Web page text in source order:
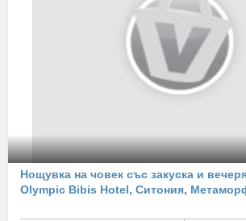
Нощувка на човек със закуска и
Olympic Bibis Hotel, Ситония,